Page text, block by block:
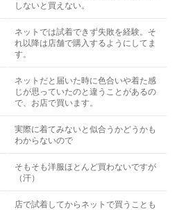
しないと買えない。
ネットでは試着できず失敗を経験。そ
れ以降は店舗で購入するようにしてま
す。
ネットだと届いた時に色合いや着た感
じが思っていたのと違うことがあるの
で、お店で買います。
実際に着てみないと似合うかどうかも
わからないので
そもそも洋服ほとんど買わないですが
（汗）
店で試着してからネットで買うことも